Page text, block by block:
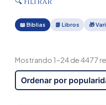
📖 Biblias 📗 Libros 🎁
Mostrando 1–24 de 4477